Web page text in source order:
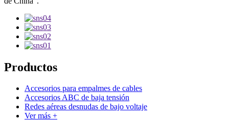
Productos
Accesorios para empalmes de cables
Accesorios ABC de baja tensión
Redes aéreas desnudas de bajo voltaje
Ver más +